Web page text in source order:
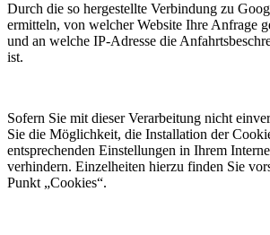
Durch die so hergestellte Verbindung zu
ermitteln, von welcher Website Ihre Anfrage
und an welche IP-Adresse die
ist.
Sofern Sie mit dieser Verarbeitung nicht
Sie die Möglichkeit, die Installation der
entsprechenden Einstellungen in Ihrem
verhindern. Einzelheiten hierzu finden Sie
Punkt „Cookies“.